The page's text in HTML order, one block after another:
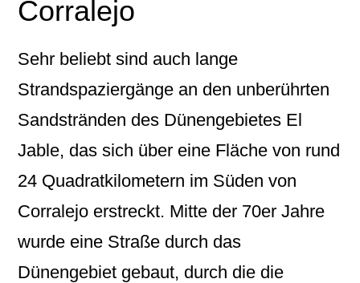
Corralejo
Sehr beliebt sind auch lange
Strandspaziergänge an den unberührten
Sandstränden des Dünengebietes El
Jable, das sich über eine Fläche von rund
24 Quadratkilometern im Süden von
Corralejo erstreckt. Mitte der 70er Jahre
wurde eine Straße durch das
Dünengebiet gebaut, durch die die